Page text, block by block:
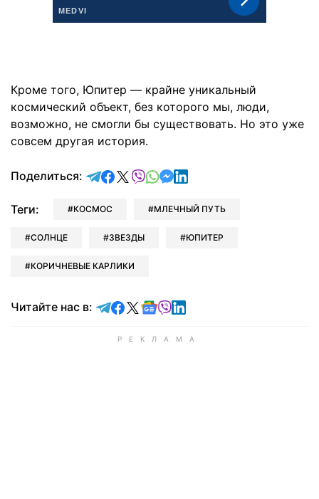
Кроме того, Юпитер — крайне уникальный
космический объект, без которого мы, люди,
возможно, не смогли бы существовать. Но это уже
совсем другая история.
Поделиться: отправить в Telegram
поделиться в Facebook
поделиться в X
отправить в Viber
отправить в Whatsapp
отправить в Messenger
отправить в LinkedIn
Теги: КОСМОС МЛЕЧНЫЙ ПУТЬ
СОЛНЦЕ ЗВЕЗДЫ ЮПИТЕР
КОРИЧНЕВЫЕ КАРЛИКИ
Читайте нас в: Читайте в Telegram
Читайте в Facebook
Читайте в X
Читайте в Google news
Читайте в Viber
Читайте в LinkedIn